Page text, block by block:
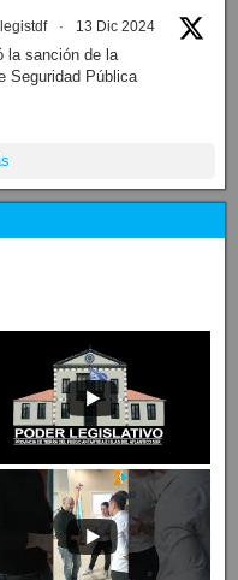
· 13 Dic 2024
la sanción de la
Seguridad Pública